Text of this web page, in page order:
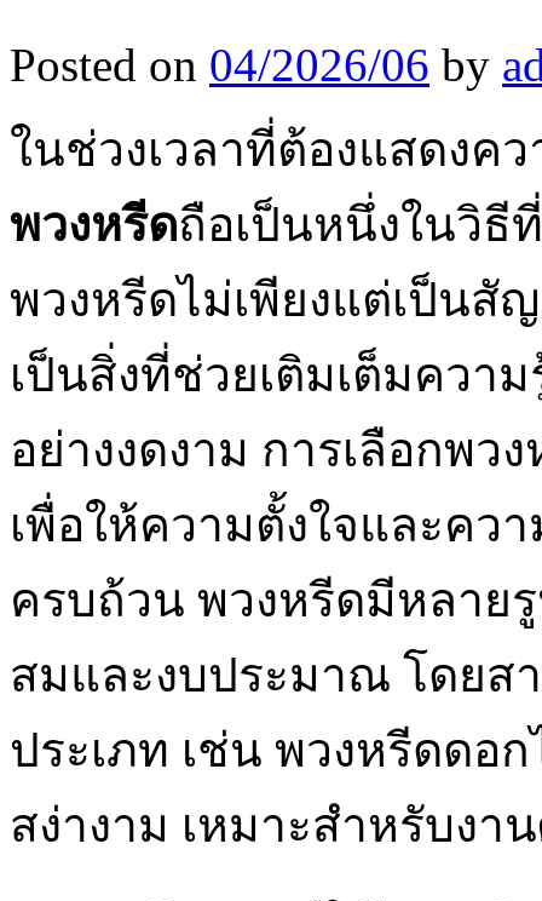
Posted on 04/2026/06 by
ในช่วงเวลาที่ต้องแสดงค
พวงหรีดถือเป็นหนึ่งในวิธี
พวงหรีดไม่เพียงแต่เป็นสั
เป็นสิ่งที่ช่วยเติมเต็มควา
อย่างงดงาม การเลือกพ
เพื่อให้ความตั้งใจและคว
ครบถ้วน พวงหรีดมีหลาย
สมและงบประมาณ โดยส
ประเภท เช่น พวงหรีดดอ
สง่างาม เหมาะสำหรับง